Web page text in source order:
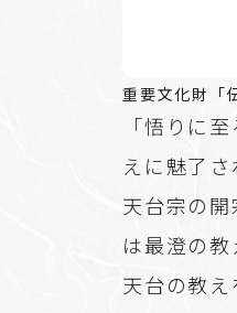
重要文化財「
「悟りに
えに魅了
天台宗の
は最澄の
天台の教え